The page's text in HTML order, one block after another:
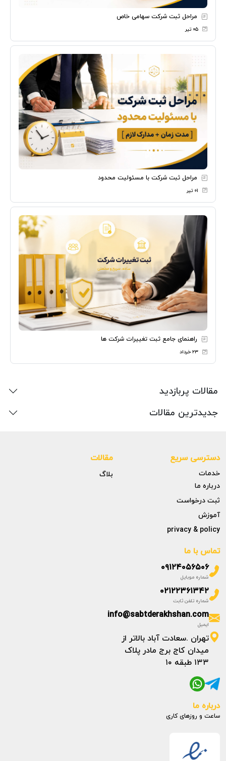
مراحل ثبت شرکت سهامی خاص
۰۵ تیر
مراحل ثبت شرکت با مسئولیت محدود
۰۱ تیر
راهنمای جامع ثبت تغییرات شرکت ها
۲۳ خرداد
مقالات پربازدید
جدیدترین مقالات
دسترسی سریع
خدمات
درباره ما
ثبت درخواست
آموزش
privacy & policy
مقالات
بلاگ
تماس با ما
۰۹۱۲۴۰۵۶۵۰۶
شماره موبایل
۰۲۱۲۲۳۶۱۳۴۲
شماره تلفن ثابت
info@sabtderakhshan.com
ایمیل
تهران .سعادت آباد بالاتر از
میدان کاج برج مادر پلاک
۱۳۳ طبقه ۱۰
درباره ما
ساعت و روزهای کاری